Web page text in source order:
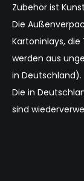
Zubehör ist
Die
Kartoninlays, die
werden aus
in Deutschland).
Die in
sind